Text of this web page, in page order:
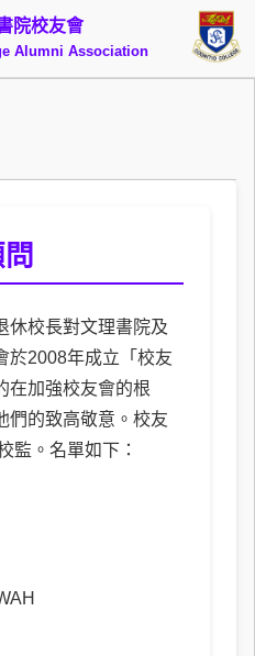
院校友會
Alumni Association
休校長對文理書院及
於2008年成立「校友
在加強校友會的根
們的致高敬意。校友
監。名單如下：